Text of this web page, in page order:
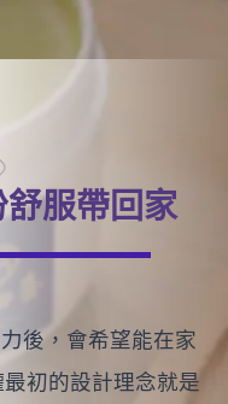
服帶回家
後，會希望能在家
初的設計理念就是